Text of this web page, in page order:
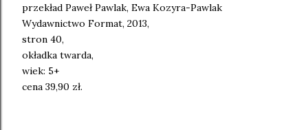
przekład Paweł Pawlak, Ewa Kozyra-Pawlak
Wydawnictwo Format, 2013,
stron 40,
okładka twarda,
wiek: 5+
cena 39,90 zł.